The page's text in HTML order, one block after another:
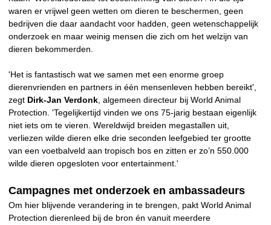
waren er vrijwel geen wetten om dieren te beschermen, geen
bedrijven die daar aandacht voor hadden, geen wetenschappelijk
onderzoek en maar weinig mensen die zich om het welzijn van
dieren bekommerden.
'Het is fantastisch wat we samen met een enorme groep
dierenvrienden en partners in één mensenleven hebben bereikt',
zegt Dirk-Jan Verdonk , algemeen directeur bij World Animal
Protection. 'Tegelijkertijd vinden we ons 75-jarig bestaan eigenlijk
niet iets om te vieren. Wereldwijd breiden megastallen uit,
verliezen wilde dieren elke drie seconden leefgebied ter grootte
van een voetbalveld aan tropisch bos en zitten er zo’n 550.000
wilde dieren opgesloten voor entertainment.'
Campagnes met onderzoek en ambassadeurs
Om hier blijvende verandering in te brengen, pakt World Animal
Protection dierenleed bij de bron én vanuit meerdere